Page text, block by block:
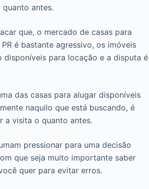
antes.
que, o mercado de casas para
é bastante agressivo, os imóveis
para locação e a disputa é
das casas para alugar disponíveis
naquilo que está buscando, é
a visita o quanto antes.
pressionar para uma decisão
que seja muito importante saber
quer para evitar erros.